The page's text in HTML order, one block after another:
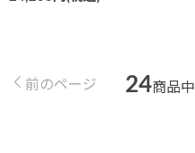
前のページ 24商品中